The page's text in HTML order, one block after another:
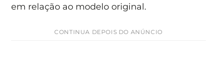
em relação ao modelo original.
CONTINUA DEPOIS DO ANÚNCIO